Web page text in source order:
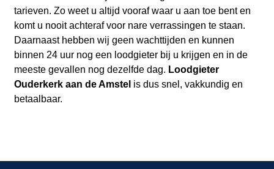
tarieven. Zo weet u altijd vooraf waar u aan toe bent en
komt u nooit achteraf voor nare verrassingen te staan.
Daarnaast hebben wij geen wachttijden en kunnen
binnen 24 uur nog een loodgieter bij u krijgen en in de
meeste gevallen nog dezelfde dag. Loodgieter
Ouderkerk aan de Amstel is dus snel, vakkundig en
betaalbaar.